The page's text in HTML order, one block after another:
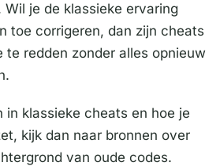
je de klassieke ervaring
toe corrigeren, dan zijn cheats
te redden zonder alles opnieuw
in klassieke cheats en hoe je
kijk dan naar bronnen over
van oude codes.